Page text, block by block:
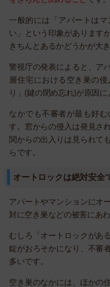
一般的には「アパートは
い」という印象があります
きちんとあるかどうかが大
警視庁の発表によると、ア
層住宅における空き巣の
り」(鍵の閉め忘れ)が原因に
なかでも不審者が最も好
す。窓からの侵入は発見さ
関からの出入りは見られて
らです。
オートロックは絶対安全
アパートやマンションにオ
対に空き巣などの被害にあ
むしろ「オートロックがあ
錠がおろそかになり、不審
多いです。
空き巣のなかには、ほかの